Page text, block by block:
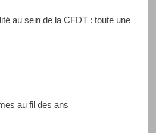
au sein de la CFDT : toute une
au fil des ans